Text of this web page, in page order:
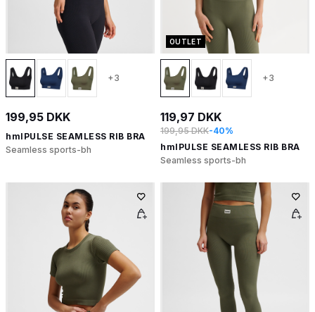
+3
199,95 DKK
hmlPULSE SEAMLESS RIB BRA
Seamless sports-bh
OUTLET
+3
119,97 DKK
199,95 DKK-40%
hmlPULSE SEAMLESS RIB BRA
Seamless sports-bh